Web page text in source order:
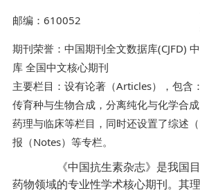
邮编：610052
期刊荣誉：中国期刊全文数据库(CJFD)
库 全国中文核心期刊
主要栏目：设有论著（Articles），包含
传育种与生物合成，分离纯化与化学合
药理与临床等栏目，同时还设置了综述
报（Notes）等专栏。
《中国抗生素杂志》是我国目
药物领域的专业性学术核心期刊。其理